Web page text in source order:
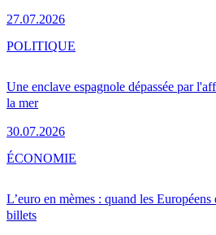
27.07.2026
Une enclave espagnole dépassée par
la mer
30.07.2026
POLITIQUE
L’euro en mèmes : quand les
billets
ÉCONOMIE